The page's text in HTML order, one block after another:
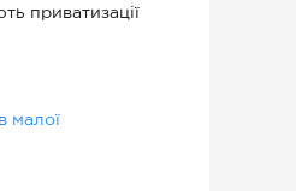
приватизації
малої